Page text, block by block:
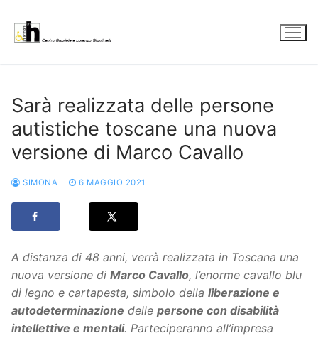
contenuto
Sarà realizzata delle persone
autistiche toscane una nuova
versione di Marco Cavallo
SIMONA 6 MAGGIO 2021
A distanza di 48 anni, verrà realizzata in Toscana una
nuova versione di Marco Cavallo, l’enorme cavallo blu
di legno e cartapesta, simbolo della liberazione e
autodeterminazione delle persone con disabilità
intellettive e mentali. Parteciperanno all’impresa